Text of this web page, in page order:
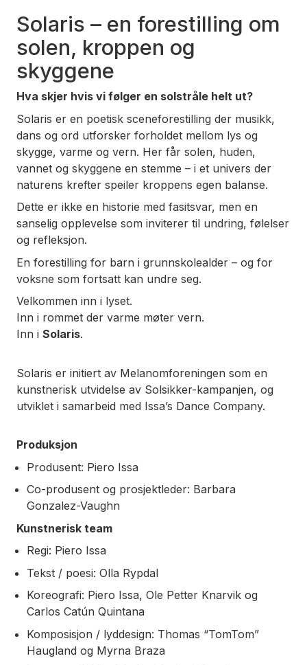
Solaris – en forestilling om
solen, kroppen og
skyggene
Hva skjer hvis vi følger en solstråle helt ut?
Solaris er en poetisk sceneforestilling der musikk,
dans og ord utforsker forholdet mellom lys og
skygge, varme og vern. Her får solen, huden,
vannet og skyggene en stemme – i et univers der
naturens krefter speiler kroppens egen balanse.
Dette er ikke en historie med fasitsvar, men en
sanselig opplevelse som inviterer til undring, følelser
og refleksjon.
En forestilling for barn i grunnskolealder – og for
voksne som fortsatt kan undre seg.
Velkommen inn i lyset.
Inn i rommet der varme møter vern.
Inn i Solaris.
Solaris er initiert av Melanomforeningen som en
kunstnerisk utvidelse av Solsikker-kampanjen, og
utviklet i samarbeid med Issa’s Dance Company.
Produksjon
Produsent: Piero Issa
Co-produsent og prosjektleder: Barbara
Gonzalez-Vaughn
Kunstnerisk team
Regi: Piero Issa
Tekst / poesi: Olla Rypdal
Koreografi: Piero Issa, Ole Petter Knarvik og
Carlos Catún Quintana
Komposisjon / lyddesign: Thomas “TomTom”
Haugland og Myrna Braza